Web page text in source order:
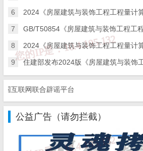
6 2024《房屋建筑与装饰工程工程量计算标
7 GB/T50854《房屋建筑与装饰工程工程量
8 2024《房屋建筑与装饰工程工程量计算标
9 住建部发布2024版《房屋建筑与装饰工程工程
联网联合辟谣平台
公益广告（请勿拦截）